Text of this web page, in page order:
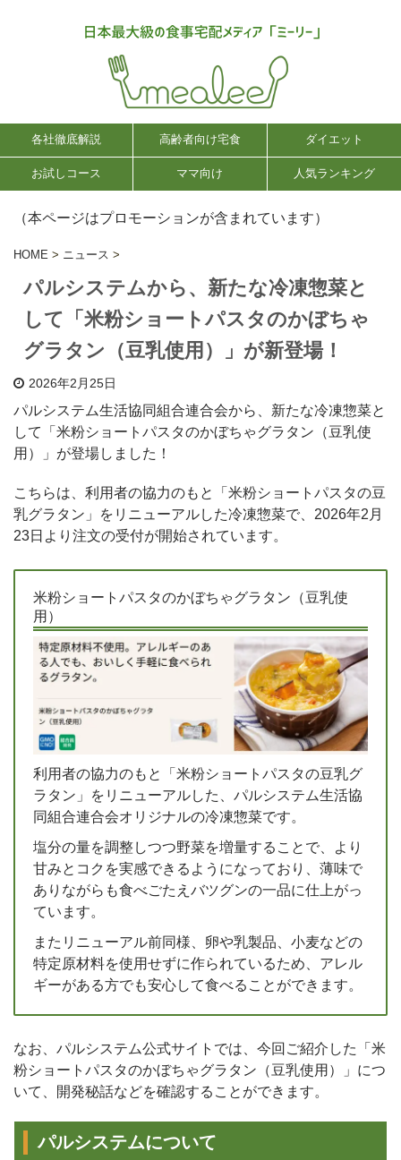
各社徹底解説 高齢者向け宅食 ダイエット
お試しコース ママ向け 人気ランキング
（本ページはプロモーションが含まれています）
HOME > ニュース >
パルシステムから、新たな冷凍惣菜と
して「米粉ショートパスタのかぼちゃ
グラタン（豆乳使用）」が新登場！
2026年2月25日
パルシステム生活協同組合連合会から、新たな冷凍惣菜と
して「米粉ショートパスタのかぼちゃグラタン（豆乳使
用）」が登場しました！
こちらは、利用者の協力のもと「米粉ショートパスタの豆
乳グラタン」をリニューアルした冷凍惣菜で、2026年2月
23日より注文の受付が開始されています。
米粉ショートパスタのかぼちゃグラタン（豆乳使
用）
利用者の協力のもと「米粉ショートパスタの豆乳グ
ラタン」をリニューアルした、パルシステム生活協
同組合連合会オリジナルの冷凍惣菜です。
塩分の量を調整しつつ野菜を増量することで、より
甘みとコクを実感できるようになっており、薄味で
ありながらも食べごたえバツグンの一品に仕上がっ
ています。
またリニューアル前同様、卵や乳製品、小麦などの
特定原材料を使用せずに作られているため、アレル
ギーがある方でも安心して食べることができます。
なお、パルシステム公式サイトでは、今回ご紹介した「米
粉ショートパスタのかぼちゃグラタン（豆乳使用）」につ
いて、開発秘話などを確認することができます。
パルシステムについて